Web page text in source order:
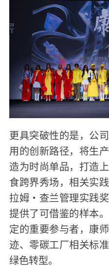
更具突破性的是，公
用的创新路径，将生
造为时尚单品，打造
食跨界秀场，相关实
拉姆・查兰管理实践
提供了可借鉴的样本
定的重要参与者，康
迹、零碳工厂相关标
绿色转型。